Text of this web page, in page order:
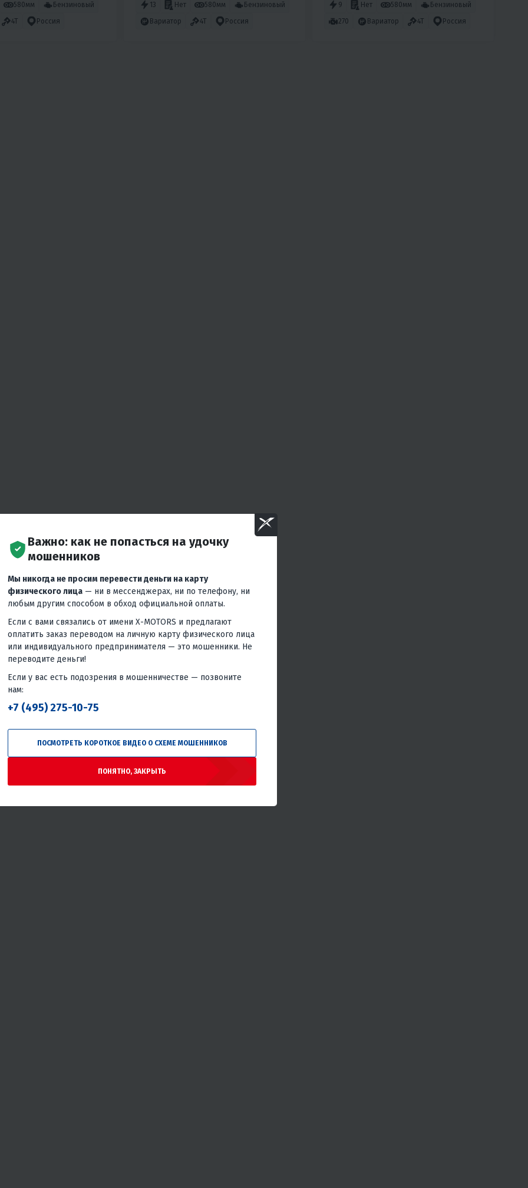
580мм
Бензиновый
4T Россия
13 Нет 580мм
Бензиновый
Вариатор
4T Россия
9 Нет 580мм
Бензиновый
270
Вариатор 4T Россия
Важно: как не попасться на удочку
мошенников
Мы никогда не просим перевести деньги на карту
физического лица — ни в мессенджерах, ни по телефону, ни
любым другим способом в обход официальной оплаты.
Если с вами связались от имени X-MOTORS и предлагают
оплатить заказ переводом на личную карту физического лица
или индивидуального предпринимателя — это мошенники. Не
переводите деньги!
Если у вас есть подозрения в мошенничестве — позвоните
нам:
+7 (495) 275-10-75
ПОСМОТРЕТЬ КОРОТКОЕ ВИДЕО О СХЕМЕ МОШЕННИКОВ
ПОНЯТНО, ЗАКРЫТЬ